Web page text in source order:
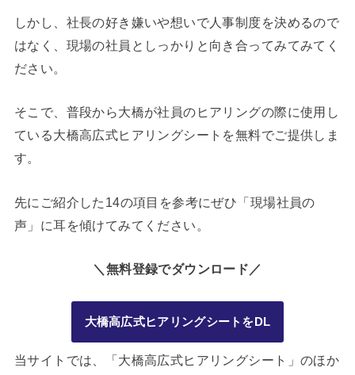
しかし、社長の好き嫌いや想いで人事制度を決めるので
はなく、現場の社員としっかりと向き合ってみてみてく
ださい。
そこで、普段から大橋が社員のヒアリングの際に使用し
ている大橋高広式ヒアリングシートを無料でご提供しま
す。
先にご紹介した14の項目を参考にぜひ「現場社員の
声」に耳を傾けてみてください。
＼無料登録でダウンロード／
大橋高広式ヒアリングシートをDL
当サイトでは、「大橋高広式ヒアリングシート」のほか